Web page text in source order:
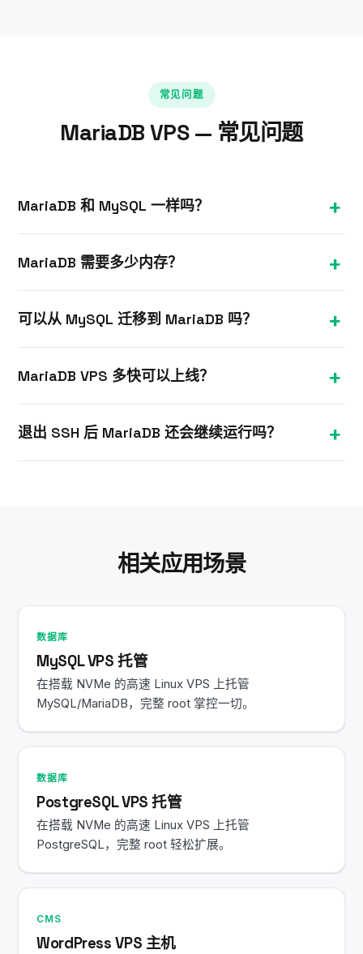
常见问题
MariaDB VPS — 常见问题
MariaDB 和 MySQL 一样吗？
多数应用和工具可无缝使用其中任一；MariaDB 是常
MariaDB 需要多少内存？
时，建议 4 GB 或以上，因为数据库依赖内存进行缓
可以从 MySQL 迁移到 MariaDB 吗？
容性，迁移通常较为顺畅。在正式切换前，请务必使
MariaDB VPS 多快可以上线？
您将通过邮件收到 IP 地址和 root SSH 凭据，随即即
退出 SSH 后 MariaDB 还会继续运行吗？
相关应用场景
数据库
MySQL VPS 托管
在搭载 NVMe 的高速 Linux VPS 上托管
MySQL/MariaDB，完整 root 掌控一切。
数据库
PostgreSQL VPS 托管
在搭载 NVMe 的高速 Linux VPS 上托管
PostgreSQL，完整 root 轻松扩展。
CMS
WordPress VPS 主机